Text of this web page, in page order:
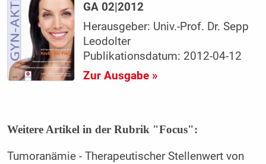
GA 02|2012
Herausgeber: Univ.-Prof. Dr. Sepp
Leodolter
Publikationsdatum: 2012-04-12
Zur Ausgabe »
Weitere Artikel in der Rubrik "Focus":
Tumoranämie - Therapeutischer Stellenwert von